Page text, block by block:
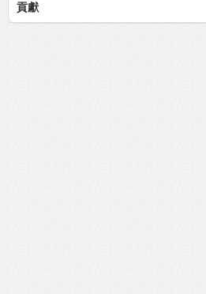
貢獻